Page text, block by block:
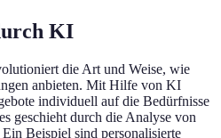
KI
die Art und Weise, wie
anbieten. Mit Hilfe von KI
individuell auf die Bedürfnisse
geschieht durch die Analyse von
Beispiel sind personalisierte